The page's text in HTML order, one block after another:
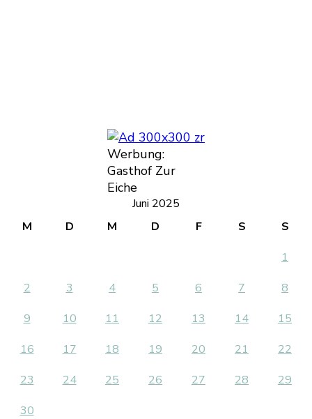
Werbung:
Gasthof Zur
Eiche
Juni 2025
M
D M D F S
S
1
2
3 4 5 6 7
8
9
10 11 12 13 14
15
16
17 18 19 20 21
22
23
24 25 26 27 28
29
30